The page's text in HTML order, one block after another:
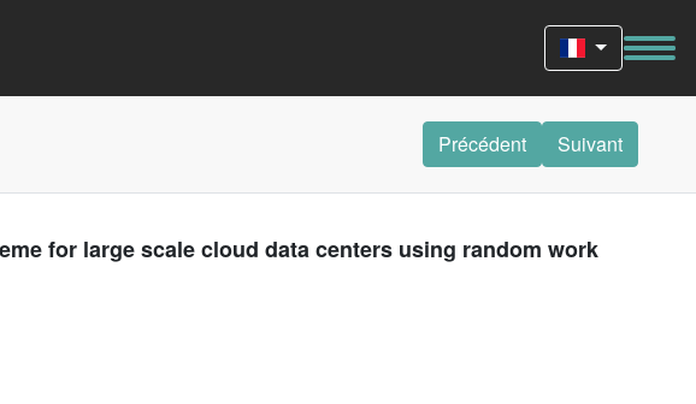
Précédent Suivant
for large scale cloud data centers using random work